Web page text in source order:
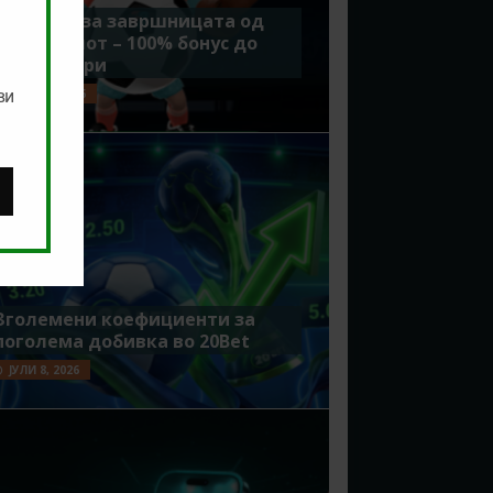
Идеално за завршницата од
Мундијалот – 100% бонус до
7500 денари
ЈУЛИ 15, 2026
коефициенти за
добивка во 20Bet
ЈУЛИ 8, 2026